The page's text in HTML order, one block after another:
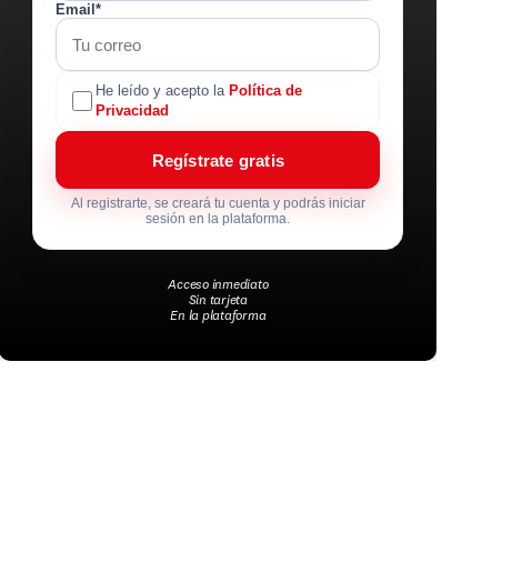
Email*
He leído y acepto la Política de
Privacidad
Regístrate gratis
Al registrarte, se creará tu cuenta y podrás iniciar
sesión en la plataforma.
Acceso inmediato
Sin tarjeta
En la plataforma